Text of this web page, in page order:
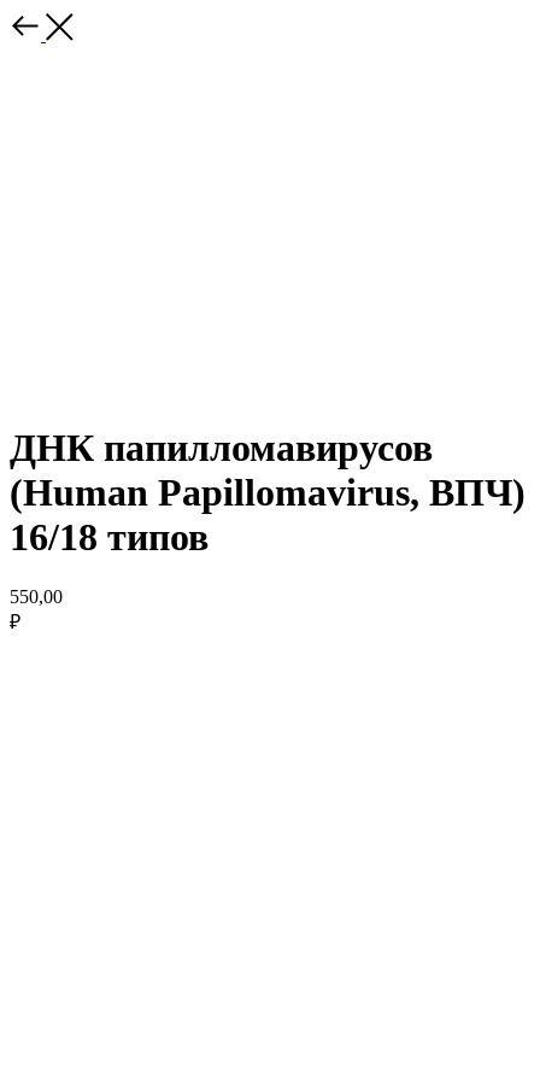
ДНК папилломавирусов
(Human Papillomavirus, ВПЧ)
16/18 типов
550,00
₽